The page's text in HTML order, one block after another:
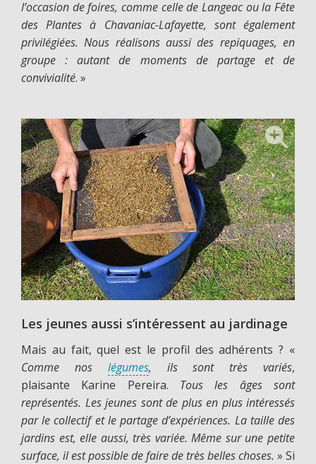
l’occasion de foires, comme celle de Langeac ou la Fête
des Plantes à Chavaniac-Lafayette, sont également
privilégiées. Nous réalisons aussi des repiquages, en
groupe : autant de moments de partage et de
convivialité. »
Les jeunes aussi s’intéressent au jardinage
Mais au fait, quel est le profil des adhérents ? «
Comme nos légumes, ils sont très variés,
plaisante Karine Pereira. Tous les âges sont
représentés. Les jeunes sont de plus en plus intéressés
par le collectif et le partage d’expériences. La taille des
jardins est, elle aussi, très variée. Même sur une petite
surface, il est possible de faire de très belles choses. » Si